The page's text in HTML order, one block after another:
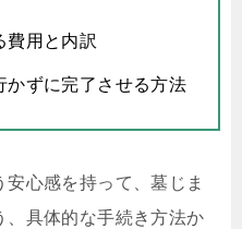
費用と内訳
かずに完了させる方法
安心感を持って、墓じま
、具体的な手続き方法か